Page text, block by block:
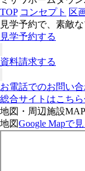
TOP コンセプト 区
見学予約で、素敵
見学予約する
資料請求する
お電話でのお問い
総合サイトはこちら
地図・周辺施設
地図Google Mapで見